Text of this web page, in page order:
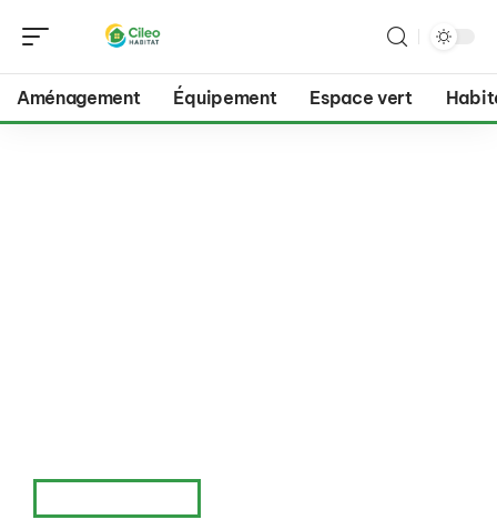
Aménagement Équipement Espace vert